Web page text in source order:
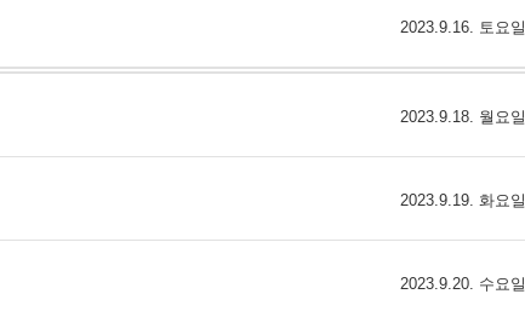
2023.9.16. 토요일
2023.9.18. 월요일
2023.9.19. 화요일
2023.9.20. 수요일